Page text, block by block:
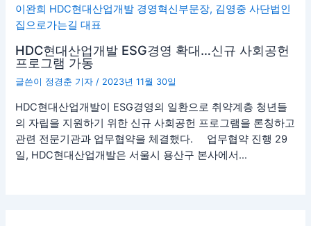
HDC현대산업개발 ESG경영 확대…신규 사회공헌
프로그램 가동
글쓴이 정경춘 기자 / 2023년 11월 30일
HDC현대산업개발이 ESG경영의 일환으로 취약계층 청년들
의 자립을 지원하기 위한 신규 사회공헌 프로그램을 론칭하고
관련 전문기관과 업무협약을 체결했다. 업무협약 진행 29
일, HDC현대산업개발은 서울시 용산구 본사에서…